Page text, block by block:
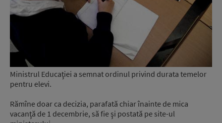
Ministrul Educaţiei a semnat ordinul privind durata temelor
pentru elevi.
Rămîne doar ca decizia, parafată chiar înainte de mica
vacanţă de 1 decembrie, să fie şi postată pe site-ul